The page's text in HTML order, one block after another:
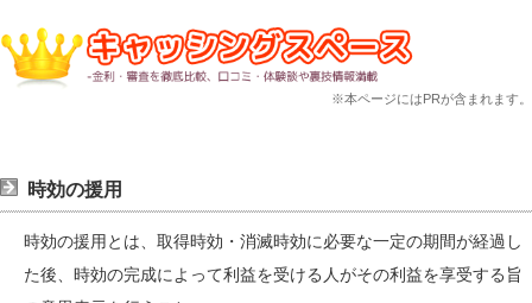
※本ページにはPRが含まれます。
時効の援用
時効の援用とは、取得時効・消滅時効に必要な一定の期間が経過し
た後、時効の完成によって利益を受ける人がその利益を享受する旨